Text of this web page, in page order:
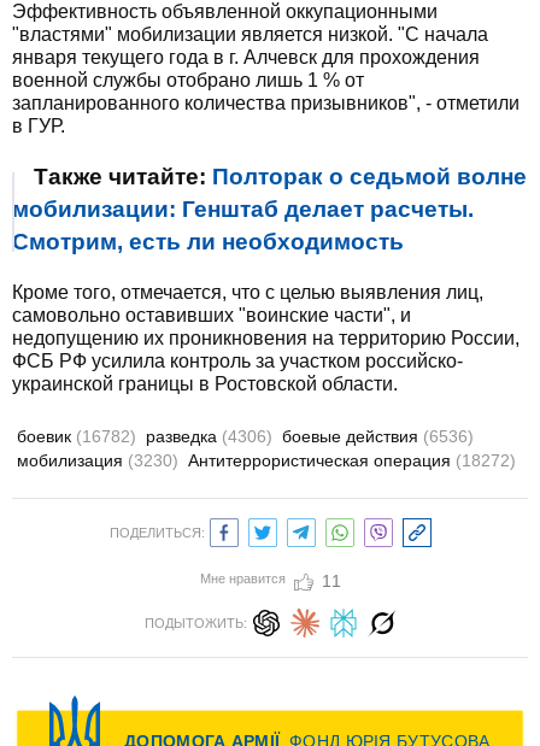
Эффективность объявленной оккупационными
"властями" мобилизации является низкой. "С начала
января текущего года в г. Алчевск для прохождения
военной службы отобрано лишь 1 % от
запланированного количества призывников", - отметили
в ГУР.
Также читайте: Полторак о седьмой волне
мобилизации: Генштаб делает расчеты.
Смотрим, есть ли необходимость
Кроме того, отмечается, что с целью выявления лиц,
самовольно оставивших "воинские части", и
недопущению их проникновения на территорию России,
ФСБ РФ усилила контроль за участком российско-
украинской границы в Ростовской области.
боевик (16782) разведка (4306) боевые действия (6536)
мобилизация (3230) Антитеррористическая операция (18272)
ПОДЕЛИТЬСЯ:
Мне нравится 11
ПОДЫТОЖИТЬ: